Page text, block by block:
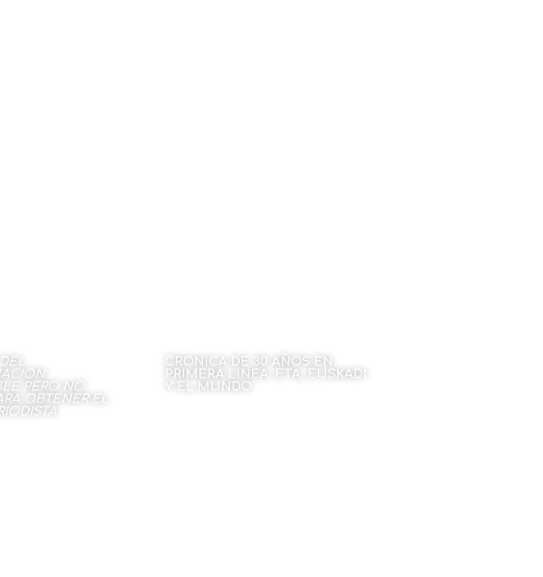
PERO NO
OBTENER EL
CRONICA DE 30 AÑOS EN
PRIMERA LINEA. ETA, EUSKADI
Y EL MUNDO